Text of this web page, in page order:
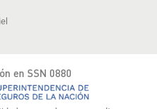
en SSN 0880